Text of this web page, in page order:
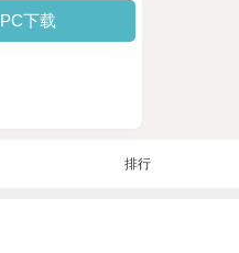
PC下载
排行